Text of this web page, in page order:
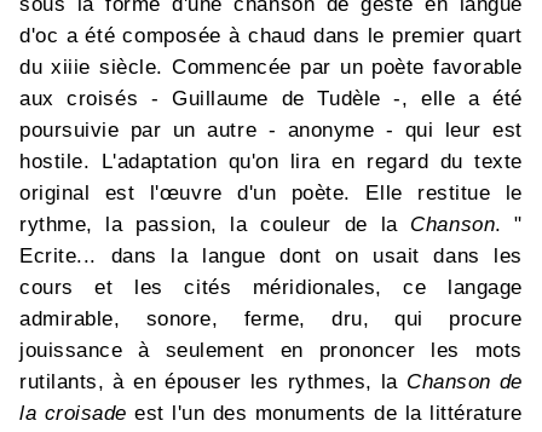
sous la forme d'une chanson de geste en langue
d'oc a été composée à chaud dans le premier quart
du xiiie siècle. Commencée par un poète favorable
aux croisés - Guillaume de Tudèle -, elle a été
poursuivie par un autre - anonyme - qui leur est
hostile. L'adaptation qu'on lira en regard du texte
original est l'œuvre d'un poète. Elle restitue le
rythme, la passion, la couleur de la Chanson. "
Ecrite... dans la langue dont on usait dans les
cours et les cités méridionales, ce langage
admirable, sonore, ferme, dru, qui procure
jouissance à seulement en prononcer les mots
rutilants, à en épouser les rythmes, la Chanson de
la croisade est l'un des monuments de la littérature